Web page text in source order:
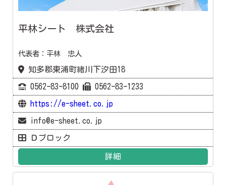
平林シート 株式会社
代表者：平林 忠人
知多郡東浦町緒川下汐田18
0562ｰ83ｰ8100 0562ｰ83ｰ1233
https://e-sheet.co.jp
info@e-sheet.co.jp
Ｄブロック
詳細